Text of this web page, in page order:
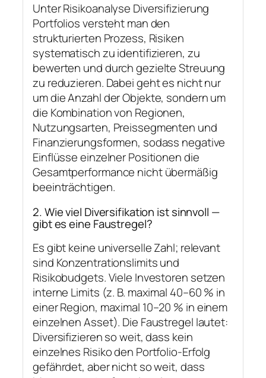
Unter Risikoanalyse Diversifizierung
Portfolios versteht man den
strukturierten Prozess, Risiken
systematisch zu identifizieren, zu
bewerten und durch gezielte Streuung
zu reduzieren. Dabei geht es nicht nur
um die Anzahl der Objekte, sondern um
die Kombination von Regionen,
Nutzungsarten, Preissegmenten und
Finanzierungsformen, sodass negative
Einflüsse einzelner Positionen die
Gesamtperformance nicht übermäßig
beeinträchtigen.
2. Wie viel Diversifikation ist sinnvoll —
gibt es eine Faustregel?
Es gibt keine universelle Zahl; relevant
sind Konzentrationslimits und
Risikobudgets. Viele Investoren setzen
interne Limits (z. B. maximal 40–60 % in
einer Region, maximal 10–20 % in einem
einzelnen Asset). Die Faustregel lautet:
Diversifizieren so weit, dass kein
einzelnes Risiko den Portfolio-Erfolg
gefährdet, aber nicht so weit, dass